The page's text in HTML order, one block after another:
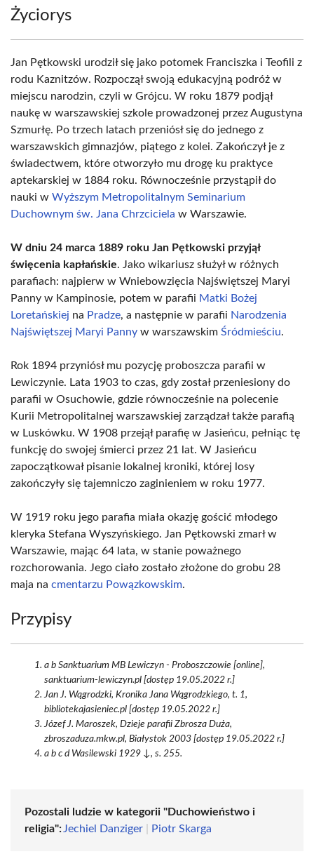
Życiorys
Jan Pętkowski urodził się jako potomek Franciszka i Teofili z
rodu Kaznitzów. Rozpoczął swoją edukacyjną podróż w
miejscu narodzin, czyli w Grójcu. W roku 1879 podjął
naukę w warszawskiej szkole prowadzonej przez Augustyna
Szmurłę. Po trzech latach przeniósł się do jednego z
warszawskich gimnazjów, piątego z kolei. Zakończył je z
świadectwem, które otworzyło mu drogę ku praktyce
aptekarskiej w 1884 roku. Równocześnie przystąpił do
nauki w Wyższym Metropolitalnym Seminarium
Duchownym św. Jana Chrzciciela w Warszawie.
W dniu 24 marca 1889 roku Jan Pętkowski przyjął
święcenia kapłańskie. Jako wikariusz służył w różnych
parafiach: najpierw w Wniebowzięcia Najświętszej Maryi
Panny w Kampinosie, potem w parafii Matki Bożej
Loretańskiej na Pradze, a następnie w parafii Narodzenia
Najświętszej Maryi Panny w warszawskim Śródmieściu.
Rok 1894 przyniósł mu pozycję proboszcza parafii w
Lewiczynie. Lata 1903 to czas, gdy został przeniesiony do
parafii w Osuchowie, gdzie równocześnie na polecenie
Kurii Metropolitalnej warszawskiej zarządzał także parafią
w Luskówku. W 1908 przejął parafię w Jasieńcu, pełniąc tę
funkcję do swojej śmierci przez 21 lat. W Jasieńcu
zapoczątkował pisanie lokalnej kroniki, której losy
zakończyły się tajemniczo zaginieniem w roku 1977.
W 1919 roku jego parafia miała okazję gościć młodego
kleryka Stefana Wyszyńskiego. Jan Pętkowski zmarł w
Warszawie, mając 64 lata, w stanie poważnego
rozchorowania. Jego ciało zostało złożone do grobu 28
maja na cmentarzu Powązkowskim.
Przypisy
a b Sanktuarium MB Lewiczyn - Proboszczowie [online],
sanktuarium-lewiczyn.pl [dostęp 19.05.2022 r.]
Jan J. Wągrodzki, Kronika Jana Wągrodzkiego, t. 1,
bibliotekajasieniec.pl [dostęp 19.05.2022 r.]
Józef J. Maroszek, Dzieje parafii Zbrosza Duża,
zbroszaduza.mkw.pl, Białystok 2003 [dostęp 19.05.2022 r.]
a b c d Wasilewski 1929 ↓, s. 255.
Pozostali ludzie w kategorii "Duchowieństwo i
religia": Jechiel Danziger Piotr Skarga